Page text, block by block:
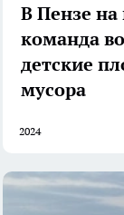
В Пензе на
команда
детские
мусора
2024